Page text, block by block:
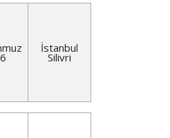
İstanbul
Silivri